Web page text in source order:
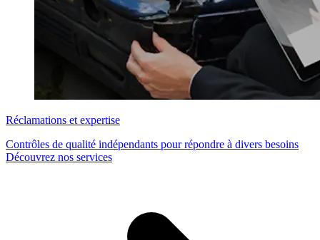
Réclamations et expertise
Contrôles de qualité indépendants pour répondre à divers besoins
Découvrez nos services